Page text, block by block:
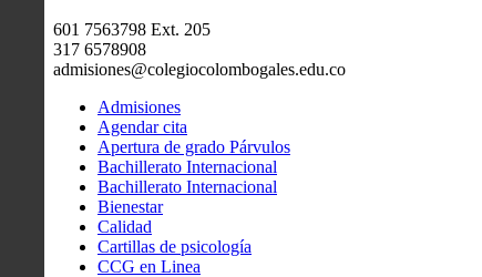
601 7563798 Ext. 205
317 6578908
admisiones@colegiocolombogales.edu.co
Admisiones
Agendar cita
Apertura de grado Párvulos
Bachillerato Internacional
Bachillerato Internacional
Bienestar
Calidad
Cartillas de psicología
CCG en Linea